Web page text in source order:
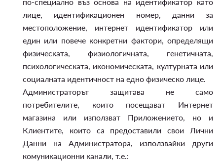
лице, идентификационен номер, данни за
местоположение, интернет идентификатор или
един или повече конкретни фактори, определящи
физическата, физиологичната, генетичната,
психологическата, икономическата, културната или
социалната идентичност на едно физическо лице.
Администраторът защитава не само
потребителите, които посещават Интернет
магазина или използват Приложението, но и
Клиентите, които са предоставили свои Лични
Данни на Администратора, използвайки други
комуникационни канали, т.е.: